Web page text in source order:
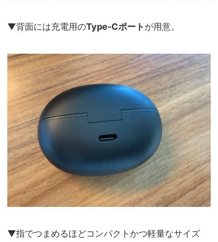
▼背面には充電用のType-Cポートが用意。
▼指でつまめるほどコンパクトかつ軽量なサイズ